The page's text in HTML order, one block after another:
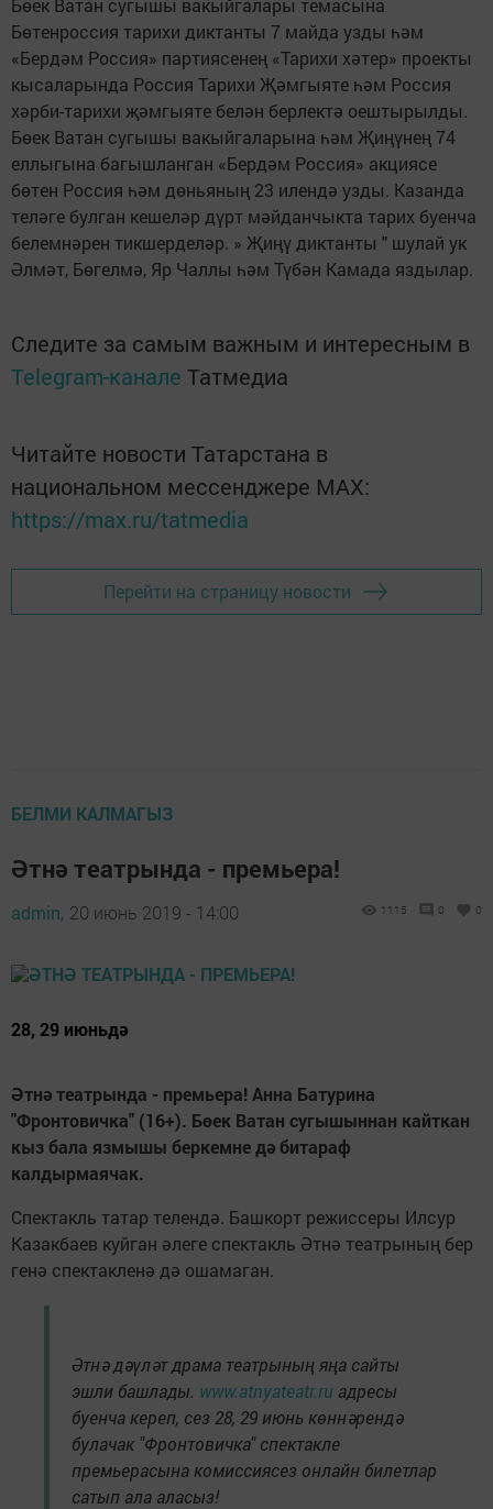
Бөтенроссия тарихи диктанты 7 майда узды һәм
«Бердәм Россия» партиясенең «Тарихи хәтер» проекты
кысаларында Россия Тарихи Җәмгыяте һәм Россия
хәрби-тарихи җәмгыяте белән берлектә оештырылды.
Бөек Ватан сугышы вакыйгаларына һәм Җиңүнең 74
еллыгына багышланган «Бердәм Россия» акциясе
бөтен Россия һәм дөньяның 23 илендә узды. Казанда
теләге булган кешеләр дүрт мәйданчыкта тарих буенча
белемнәрен тикшерделәр. » Җиңү диктанты " шулай ук
Әлмәт, Бөгелмә, Яр Чаллы һәм Түбән Камада яздылар.
Следите за самым важным и интересным в
Telegram-канале Татмедиа
Читайте новости Татарстана в
национальном мессенджере MАХ:
https://max.ru/tatmedia
Перейти на страницу новости
БЕЛМИ КАЛМАГЫЗ
Әтнә театрында - премьера!
admin, 20 июнь 2019 - 14:00 1115 0 0
28, 29 июньдә
Әтнә театрында - премьера! Анна Батурина
"Фронтовичка" (16+). Бөек Ватан сугышыннан кайткан
кыз бала язмышы беркемне дә битараф
калдырмаячак.
Спектакль татар телендә. Башкорт режиссеры Илсур
Казакбаев куйган әлеге спектакль Әтнә театрының бер
генә спектакленә дә ошамаган.
Әтнә дәүләт драма театрының яңа сайты
эшли башлады. www.atnyateatr.ru адресы
буенча кереп, сез 28, 29 июнь көннәрендә
булачак "Фронтовичка" спектакле
премьерасына комиссиясез онлайн билетлар
сатып ала аласыз!